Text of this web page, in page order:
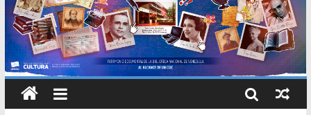
Catálogo temático de obras de Modesta Bor